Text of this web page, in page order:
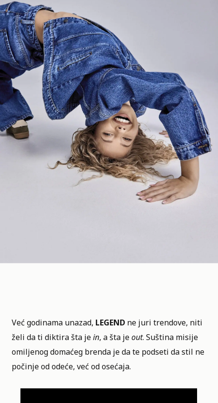
Već godinama unazad, LEGEND ne juri trendove, niti
želi da ti diktira šta jein, a šta jeout. Suština misije
omiljenog domaćeg brenda je da te podseti da stil ne
počinje od odeće, već od osećaja.